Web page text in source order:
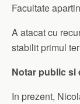
Facultate
A atacat cu
stabilit primul
Notar public si
In prezent,